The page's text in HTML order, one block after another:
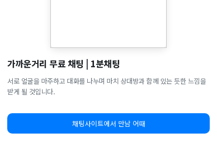
가까운거리 무료 채팅 | 1분채팅
서로 얼굴을 마주하고 대화를 나누며 마치 상대방과 함께 있는 듯한 느낌을
받게 될 것입니다.
채팅사이트에서 만남 어때